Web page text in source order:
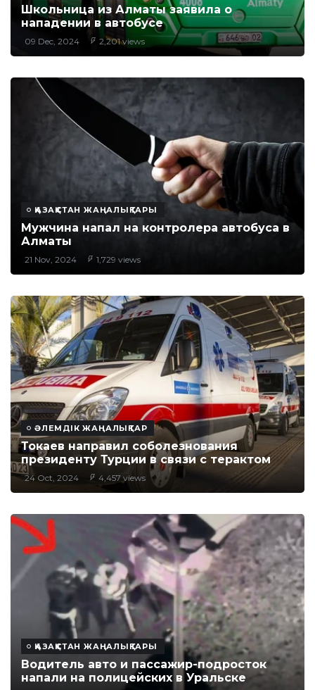
Школьница из Алматы заявила о
нападении в автобусе
09 Dec, 2024 2,201 views
ҚАЗАҚСТАН ЖАҢАЛЫҚТАРЫ
Мужчина напал на контролера автобуса в
Алматы
21 Nov, 2024 1,729 views
ӘЛЕМДІК ЖАҢАЛЫҚТАР
Токаев направил соболезнования
президенту Турции в связи с терактом
24 Oct, 2024 4,457 views
ҚАЗАҚСТАН ЖАҢАЛЫҚТАРЫ
Водитель авто и пассажир-подросток
напали на полицейских в Уральске